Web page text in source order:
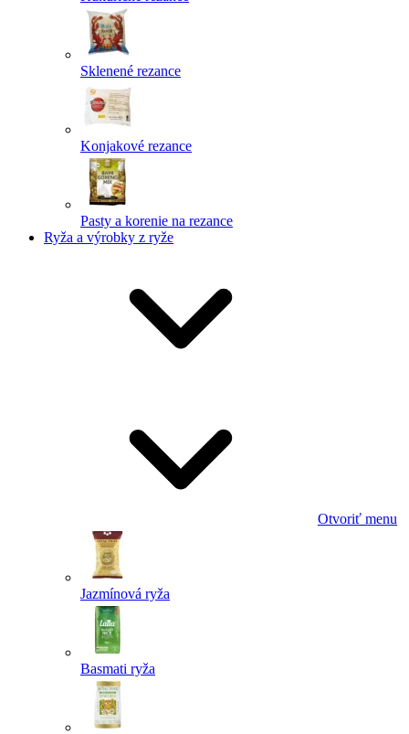
Sklenené rezance
Konjakové rezance
Pasty a korenie na rezance
Ryža a výrobky z ryže
Otvoriť menu
Jazmínová ryža
Basmati ryža